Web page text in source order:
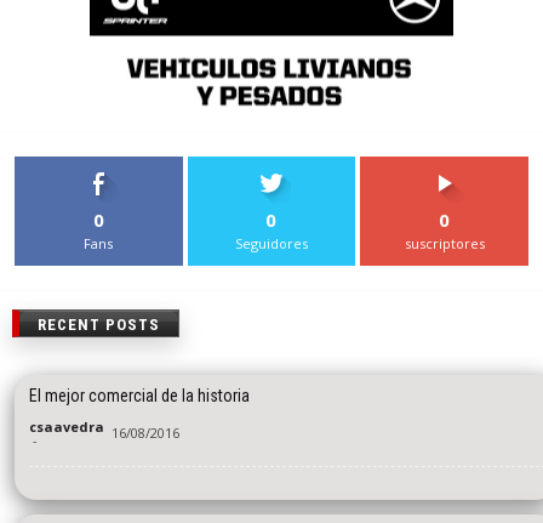
0
Fans
0
Seguidores
0
suscriptores
RECENT POSTS
El mejor comercial de la historia
csaavedra
- 16/08/2016